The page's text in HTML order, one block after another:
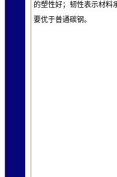
的塑性好；韧性表示材料
要优于普通碳钢。